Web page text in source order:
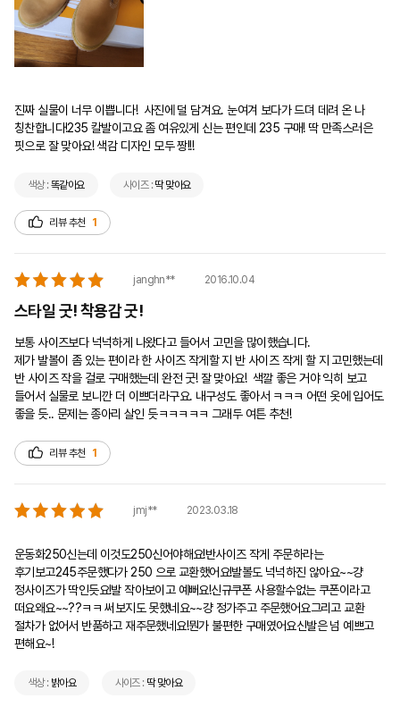
진짜 실물이 너무 이쁩니다!  사진에 덜 담겨요. 눈여겨 보다가 드뎌 데려 온 나
칭찬합니다!235 칼발이고요 좀 여유있게 신는 편인데 235 구매! 딱 만족스러은
핏으로 잘 맞아요! 색감 디자인 모두 짱!!!
색상 : 똑같아요 사이즈 : 딱 맞아요
리뷰 추천 1
janghn** 2016.10.04
스타일 굿! 착용감 굿!
보통 사이즈보다 넉넉하게 나왔다고 들어서 고민을 많이했습니다.
제가 발볼이 좀 있는 편이라 한 사이즈 작게할 지 반 사이즈 작게 할 지 고민했는데
반 사이즈 작을 걸로 구매했는데 완전 굿! 잘 맞아요!  색깔 좋은 거야 익히 보고
들어서 실물로 보니깐 더 이쁘더라구요. 내구성도 좋아서 ㅋㅋㅋ 어떤 옷에 입어도
좋을 듯.. 문제는 종아리 살인 듯ㅋㅋㅋㅋㅋ 그래두 여튼 추천!
리뷰 추천 1
jmj** 2023.03.18
운동화250신는데 이것도250신어야해요!반사이즈 작게 주문하라는
후기보고245주문했다가 250 으로 교환했어요!발볼도 넉넉하진 않아요~~걍
정사이즈가 딱인듯요!발 작아보이고 예뻐요!신규쿠폰 사용할수없는 쿠폰이라고
떠요왜요~~??ㅋㅋ 써보지도 못했네요~~걍 정가주고 주문했어요그리고 교환
절차가 없어서 반품하고 재주문했네요!뭔가 불편한 구매였어요신발은 넘 예쁘고
편해요~!
색상 : 밝아요 사이즈 : 딱 맞아요